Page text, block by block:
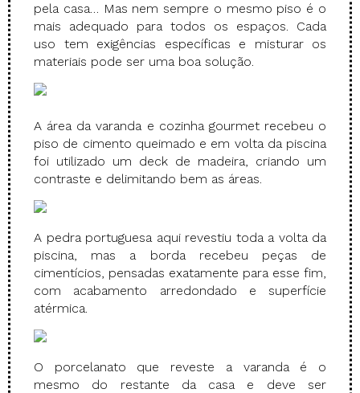
pela casa… Mas nem sempre o mesmo piso é o
mais adequado para todos os espaços. Cada
uso tem exigências específicas e misturar os
materiais pode ser uma boa solução.
A área da varanda e cozinha gourmet recebeu o
piso de cimento queimado e em volta da piscina
foi utilizado um deck de madeira, criando um
contraste e delimitando bem as áreas.
A pedra portuguesa aqui revestiu toda a volta da
piscina, mas a borda recebeu peças de
cimentícios, pensadas exatamente para esse fim,
com acabamento arredondado e superfície
atérmica.
O porcelanato que reveste a varanda é o
mesmo do restante da casa e deve ser